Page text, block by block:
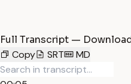
Full Transcript —
Copy
SRT MD